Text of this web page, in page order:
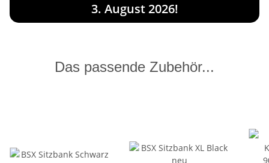
3. August 2026!
Das passende Zubehör...